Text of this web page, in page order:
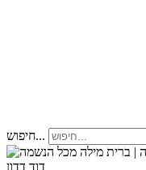
חיפוש...
דוד דדון